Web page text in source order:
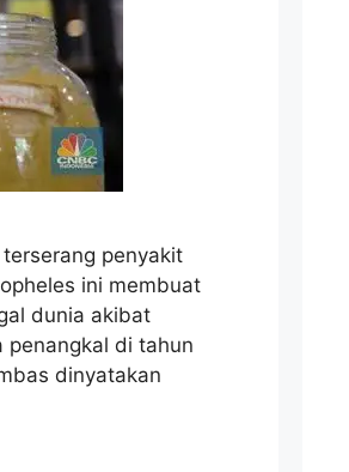
penyakit
ini membuat
dunia akibat
penangkal di tahun
dinyatakan